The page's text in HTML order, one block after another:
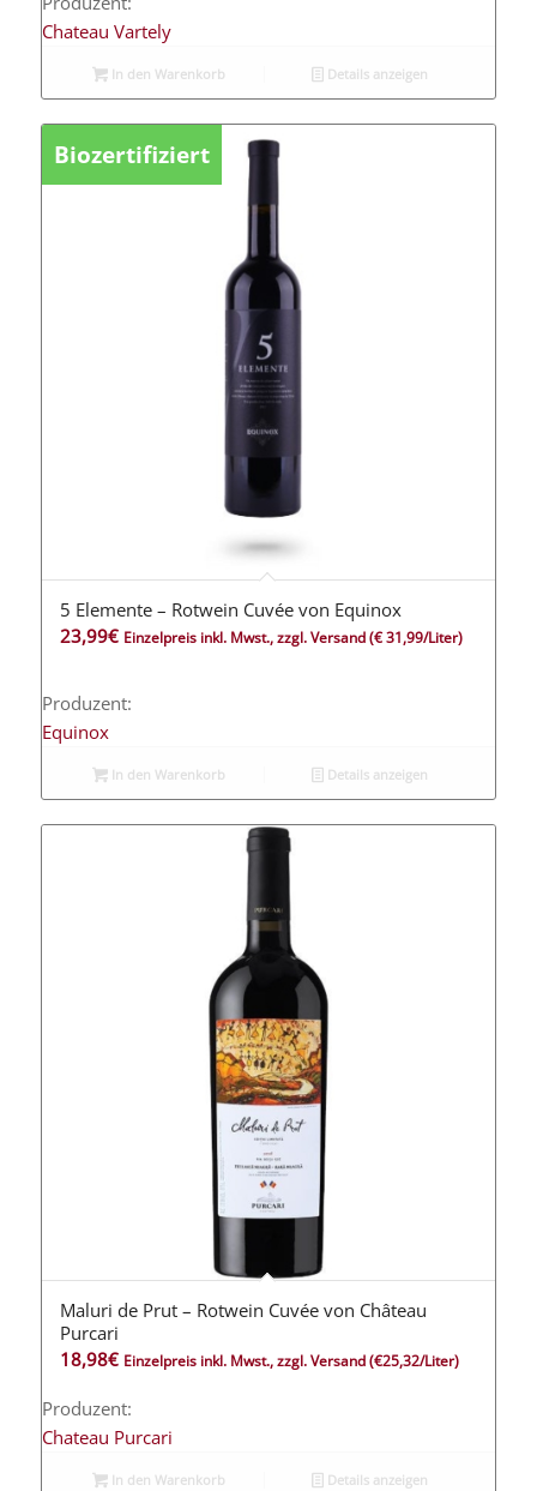
Chateau Vartely
In den Warenkorb Details anzeigen
Biozertifiziert
5 Elemente – Rotwein Cuvée von Equinox
23,99€ Einzelpreis inkl. Mwst., zzgl. Versand(€ 31,99/Liter)
Produzent:
Equinox
In den Warenkorb Details anzeigen
Maluri de Prut – Rotwein Cuvée von Château
Purcari
18,98€ Einzelpreis inkl. Mwst., zzgl. Versand(€25,32/Liter)
Produzent:
Chateau Purcari
In den Warenkorb Details anzeigen